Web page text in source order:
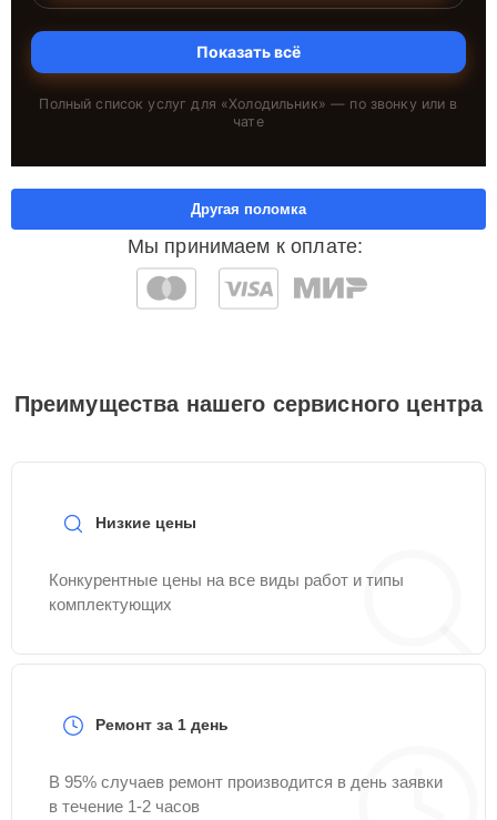
Показать всё
Полный список услуг для «Холодильник» — по звонку или в
чате
Мы принимаем к оплате:
Другая поломка
Преимущества нашего сервисного центра
Низкие цены
Конкурентные цены на все виды работ и типы
комплектующих
Ремонт за 1 день
В 95% случаев ремонт производится в день заявки
в течение 1-2 часов